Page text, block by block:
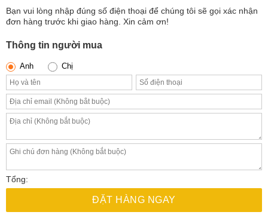
là:
2.999.000₫.
tại
là:
Bạn vui lòng nhập đúng số điện thoại để chúng tôi sẽ gọi xác nhận
đơn hàng trước khi giao hàng. Xin cảm ơn!
Thông tin người mua
Anh Chị
Tổng:
ĐẶT HÀNG NGAY